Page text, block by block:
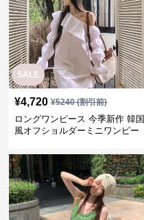
SALE
¥4,720 ¥5240(割引前)
ロングワンピース 今季新作 韓国
風オフショルダーミニワンピー